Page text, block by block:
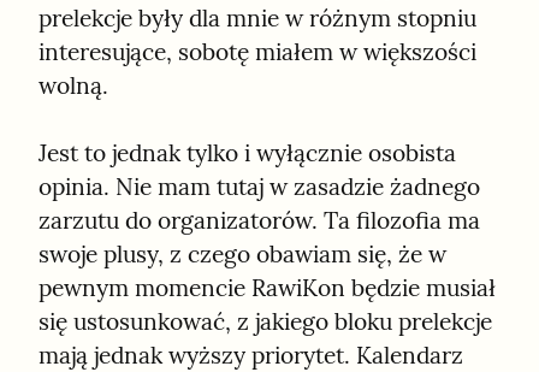
prelekcje były dla mnie w różnym stopniu
interesujące, sobotę miałem w większości
wolną.
Jest to jednak tylko i wyłącznie osobista
opinia. Nie mam tutaj w zasadzie żadnego
zarzutu do organizatorów. Ta filozofia ma
swoje plusy, z czego obawiam się, że w
pewnym momencie RawiKon będzie musiał
się ustosunkować, z jakiego bloku prelekcje
mają jednak wyższy priorytet. Kalendarz